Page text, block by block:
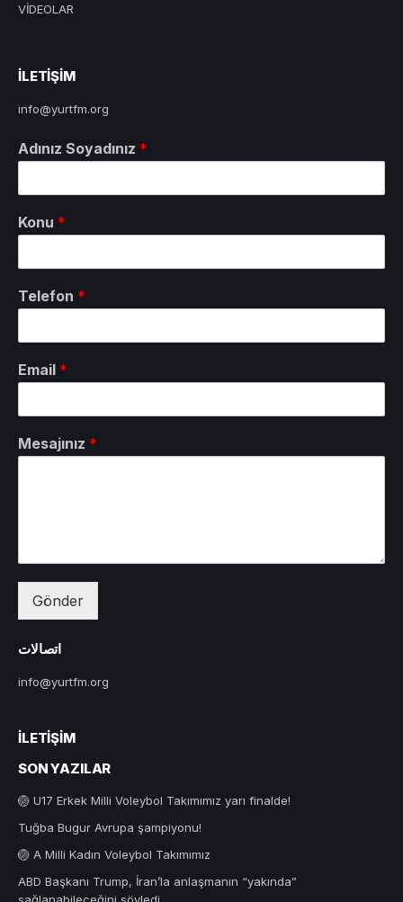
VİDEOLAR
ILETIŞIM
info@yurtfm.org
Adınız Soyadınız *
Konu *
Telefon *
Email *
Mesajınız *
Gönder
اتصالات
info@yurtfm.org
İLETIŞIM
SON YAZILAR
🏐 U17 Erkek Milli Voleybol Takımımız yarı finalde!
Tuğba Bugur Avrupa şampiyonu!
🏐 A Milli Kadın Voleybol Takımımız
ABD Başkanı Trump, İran’la anlaşmanın “yakında”